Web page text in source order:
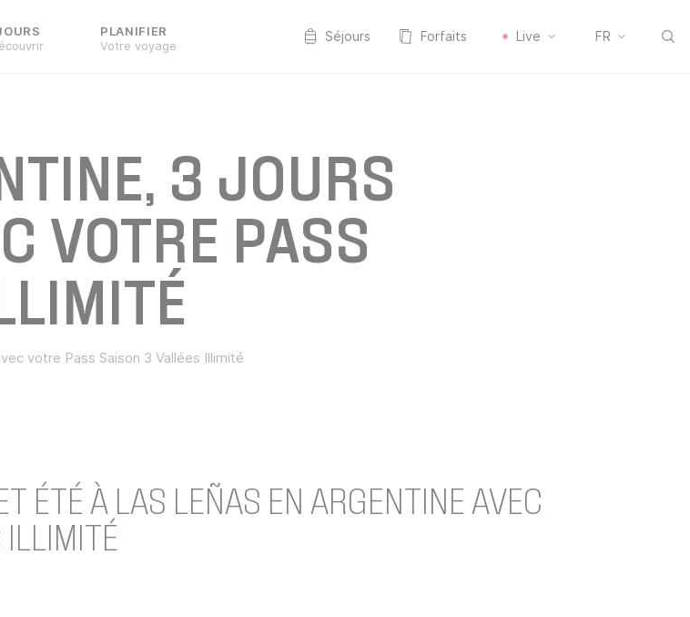
PLANIFIER
Votre voyage
Séjours Forfaits Live FR
3 JOURS
VOTRE PASS
votre Pass Saison 3 Vallées Illimité
ÉTÉ À LAS LEÑAS EN ARGENTINE AVEC